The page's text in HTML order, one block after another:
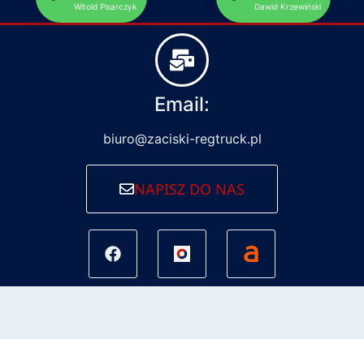
Witold Pisarczyk Dawid Krzewiński
Email:
biuro@zaciski-regtruck.pl
NAPISZ DO NAS